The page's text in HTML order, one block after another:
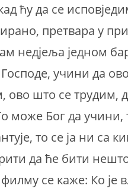
ћу да се
претвара у
недјеља једном
учини да
ово што се трудим,
може Бог да учини,
то се ја ни са
да ће бити
се каже: Ко је